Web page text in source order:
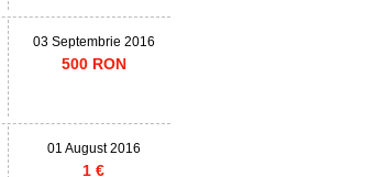
03 Septembrie 2016
500 RON
01 August 2016
1 €